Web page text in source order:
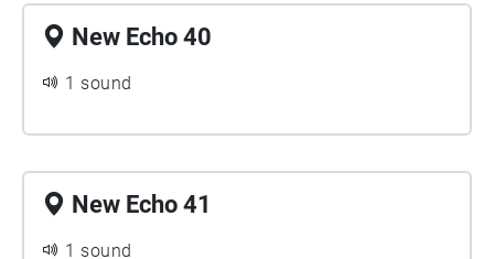
New Echo 40
1 sound
New Echo 41
1 sound